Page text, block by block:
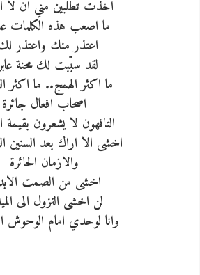
اخذت تطلبين منّي ان لا
ما اصعب هذه الكلمات
اعتذر منك واعتذر
لقد سبّبت لك محنة
ما اكثر الهمج.. ما اكثر
اصحاب افعال جائرة
التافهون لا يشعرون بقيمة
اخشى الا اراك بعد السنين
والازمان الحائرة
اخشى من الصمت
لن اخشى النزول الى
وانا لوحدي امام الوحوش